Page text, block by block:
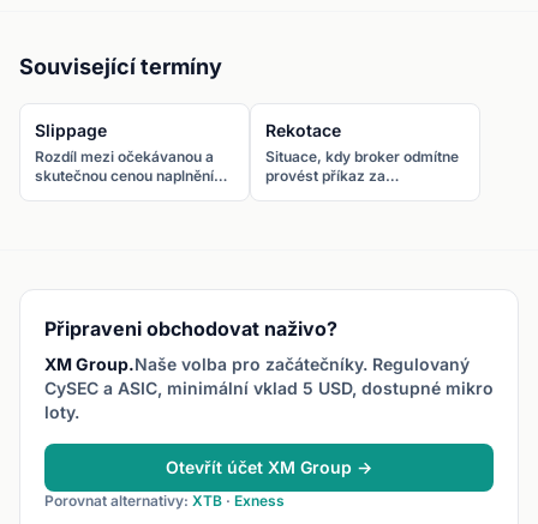
Související termíny
Slippage
Rozdíl mezi očekávanou a
skutečnou cenou naplnění
Rekotace
Situace, kdy broker odmítne
provést příkaz za
Připraveni obchodovat naživo?
XM Group.Naše volba pro začátečníky. Regulovaný
CySEC a ASIC, minimální vklad 5 USD, dostupné mikro
loty.
Otevřít účet XM Group →
Porovnat alternativy: XTB · Exness